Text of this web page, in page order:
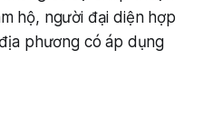
hộ, người đại diện hợp
phương có áp dụng